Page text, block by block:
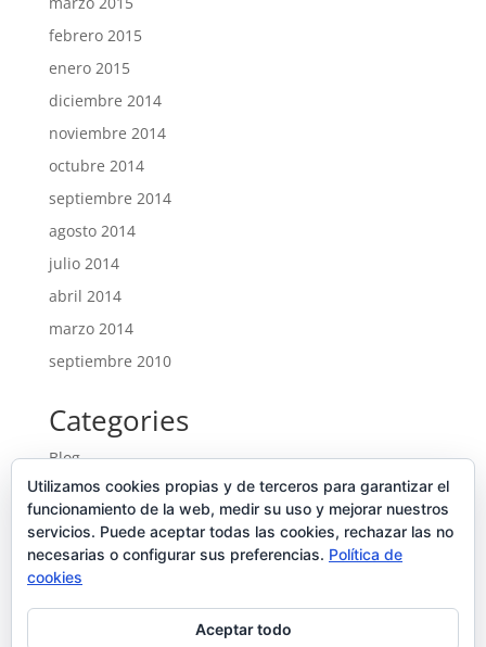
febrero 2015
enero 2015
diciembre 2014
noviembre 2014
octubre 2014
septiembre 2014
agosto 2014
julio 2014
abril 2014
marzo 2014
septiembre 2010
Categories
Blog
Entrades
Ofertes noves
Portfolio
Uncategorized
Utilizamos cookies propias y de terceros para garantizar el
funcionamiento de la web, medir su uso y mejorar nuestros
servicios. Puede aceptar todas las cookies, rechazar las no
necesarias o configurar sus preferencias. Política de
cookies
Aceptar todo